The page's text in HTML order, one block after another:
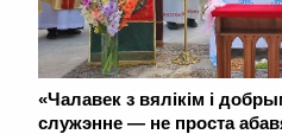
«Чалавек з вялікім і
служэнне — не проста